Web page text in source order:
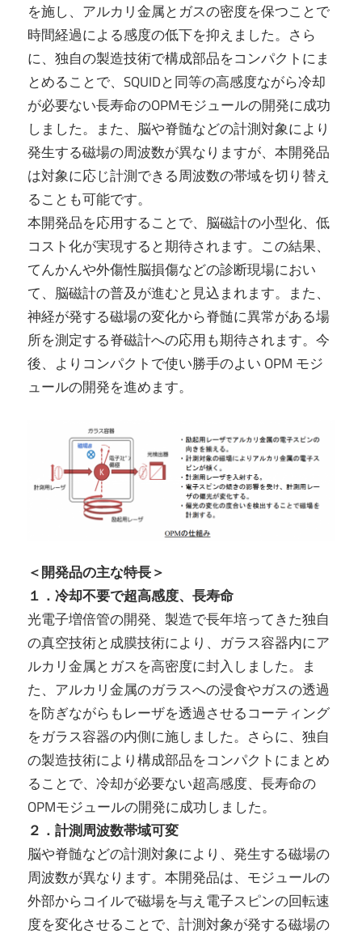
を施し、アルカリ金属とガスの密度を保つことで
時間経過による感度の低下を抑えました。さら
に、独自の製造技術で構成部品をコンパクトにま
とめることで、SQUIDと同等の高感度ながら冷却
が必要ない長寿命のOPMモジュールの開発に成功
しました。また、脳や脊髄などの計測対象により
発生する磁場の周波数が異なりますが、本開発品
は対象に応じ計測できる周波数の帯域を切り替え
ることも可能です。
本開発品を応用することで、脳磁計の小型化、低
コスト化が実現すると期待されます。この結果、
てんかんや外傷性脳損傷などの診断現場におい
て、脳磁計の普及が進むと見込まれます。また、
神経が発する磁場の変化から脊髄に異常がある場
所を測定する脊磁計への応用も期待されます。今
後、よりコンパクトで使い勝手のよい OPM モジ
ュールの開発を進めます。
＜開発品の主な特長＞
１．冷却不要で超高感度、長寿命
光電子増倍管の開発、製造で長年培ってきた独自
の真空技術と成膜技術により、ガラス容器内にア
ルカリ金属とガスを高密度に封入しました。ま
た、アルカリ金属のガラスへの浸食やガスの透過
を防ぎながらもレーザを透過させるコーティング
をガラス容器の内側に施しました。さらに、独自
の製造技術により構成部品をコンパクトにまとめ
ることで、冷却が必要ない超高感度、長寿命の
OPMモジュールの開発に成功しました。
２．計測周波数帯域可変
脳や脊髄などの計測対象により、発生する磁場の
周波数が異なります。本開発品は、モジュールの
外部からコイルで磁場を与え電子スピンの回転速
度を変化させることで、計測対象が発する磁場の